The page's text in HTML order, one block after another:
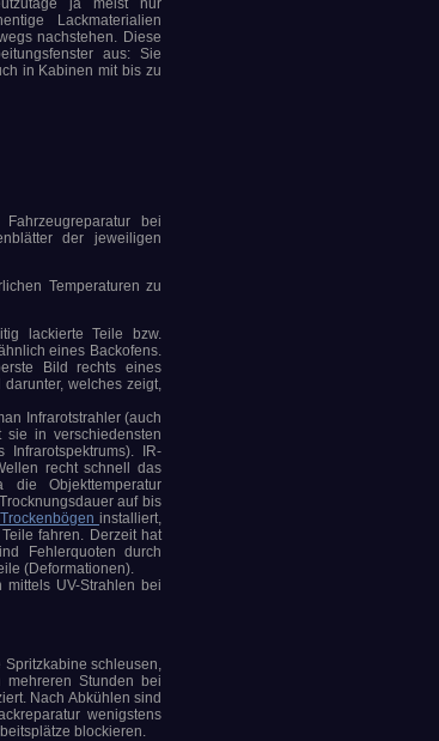
ja meist nur
Lackmaterialien
nachstehen. Diese
aus: Sie
in Kabinen mit bis zu
bei
der jeweiligen
Temperaturen zu
lackierte Teile bzw.
eines Backofens.
Bild rechts eines
welches zeigt,
Infrarotstrahler (auch
sie in verschiedensten
Infrarotspektrums). IR-
recht schnell das
Objekttemperatur
auf bis
installiert,
fahren. Derzeit hat
Fehlerquoten durch
(Deformationen).
UV-Strahlen bei
schleusen,
mehreren Stunden bei
Nach Abkühlen sind
wenigstens
blockieren.